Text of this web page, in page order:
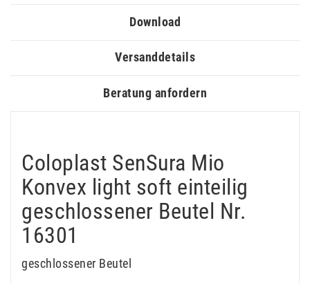
Download
Versanddetails
Beratung anfordern
Coloplast SenSura Mio
Konvex light soft einteilig
geschlossener Beutel Nr.
16301
geschlossener Beutel